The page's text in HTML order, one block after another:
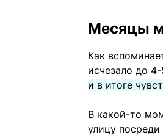
Месяцы
Как
исчезало до
и в итоге
В какой-то
улицу